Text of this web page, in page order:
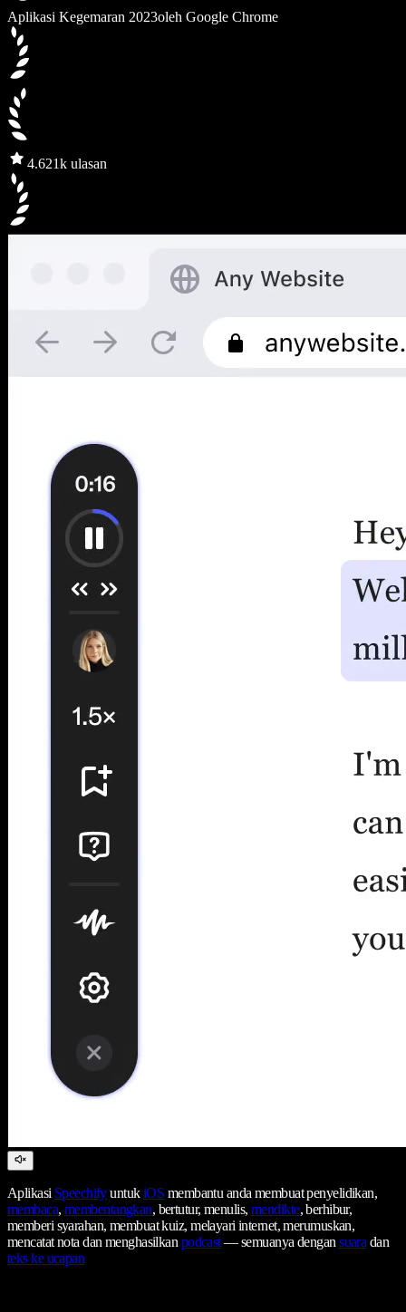
Aplikasi Kegemaran 2023oleh Google Chrome
4.621k ulasan
Aplikasi SpeechifyuntukiOS membantu anda membuat penyelidikan,
membaca, membentangkan, bertutur, menulis, mendikte, berhibur,
memberi syarahan, membuat kuiz, melayari internet, merumuskan,
mencatat nota dan menghasilkanpodcast— semuanya dengansuaradan
teks ke ucapan